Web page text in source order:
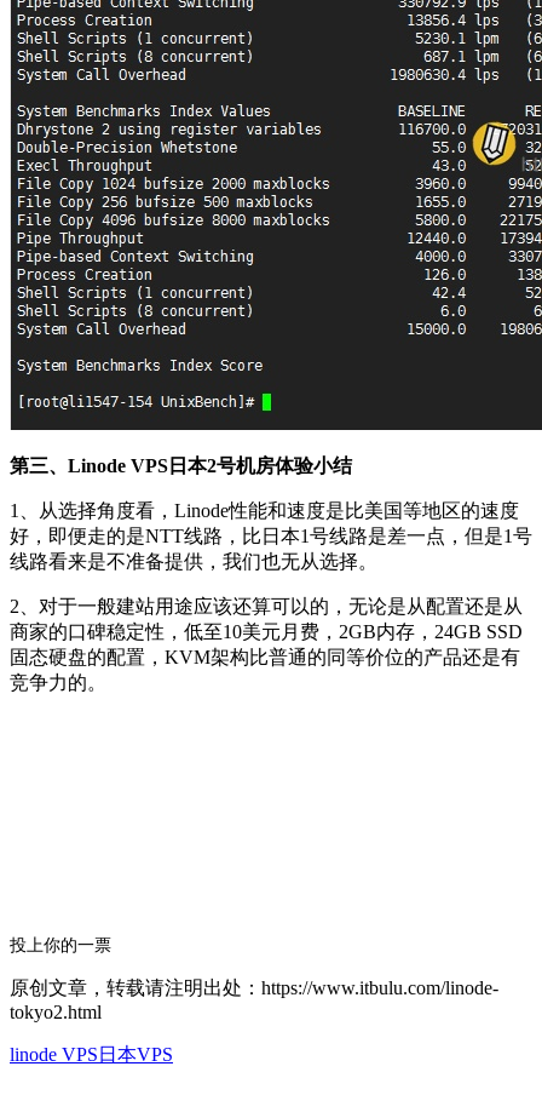
第三、Linode VPS日本2号机房体验小结
1、从选择角度看，Linode性能和速度是比美国等地区的速度
好，即便走的是NTT线路，比日本1号线路是差一点，但是1号
线路看来是不准备提供，我们也无从选择。
2、对于一般建站用途应该还算可以的，无论是从配置还是从
商家的口碑稳定性，低至10美元月费，2GB内存，24GB SSD
固态硬盘的配置，KVM架构比普通的同等价位的产品还是有
竞争力的。
投上你的一票
原创文章，转载请注明出处：https://www.itbulu.com/linode-
tokyo2.html
linode VPS 日本VPS